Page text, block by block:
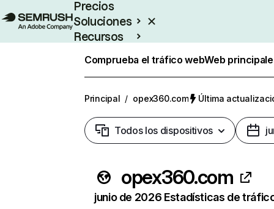
Precios
Soluciones
Recursos
Comprueba el tráfico webWeb
Principal / opex360.com Última
Todos los dispositivos
opex360.com
junio de 2026 Estadísticas de